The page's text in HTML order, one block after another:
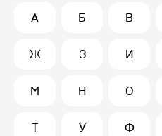
А Б В
Ж З И
М Н О
Т У Ф